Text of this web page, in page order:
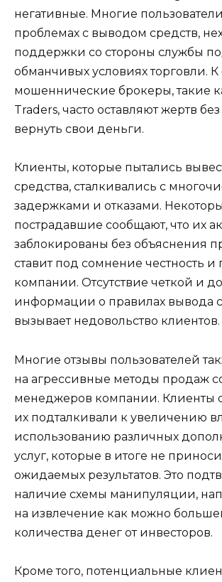
негативные. Многие
проблемах с выводом средств,
поддержки со стороны службы
обманчивых условиях торговли.
мошеннические брокеры, такие
Traders, часто оставляют жертв
вернуть свои деньги.
Клиенты, которые пытались
средства, сталкивались с
задержками и отказами.
пострадавшие сообщают, что их
заблокированы без объяснения
ставит под сомнение честность и
компании. Отсутствие четкой и
информации о правилах вывода
вызывает недовольство клиентов.
Многие отзывы пользователей
на агрессивные методы продаж
менеджеров компании. Клиенты
их подталкивали к увеличению
использованию различных
услуг, которые в итоге не
ожидаемых результатов. Это
наличие схемы манипуляции,
на извлечение как можно
количества денег от инвесторов.
Кроме того, потенциальные